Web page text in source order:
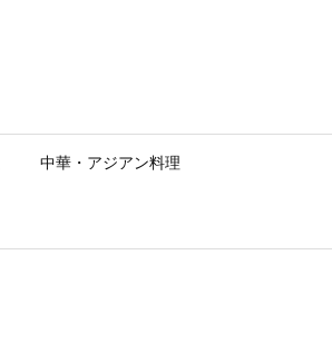
中華・アジアン料理